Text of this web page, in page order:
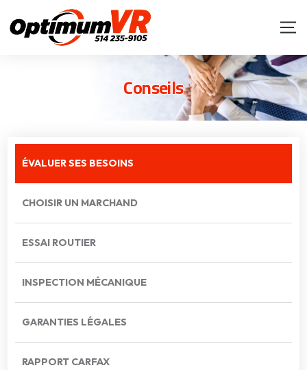
Conseils
ÉVALUER SES BESOINS
CHOISIR UN MARCHAND
ESSAI ROUTIER
INSPECTION MÉCANIQUE
GARANTIES LÉGALES
RAPPORT CARFAX